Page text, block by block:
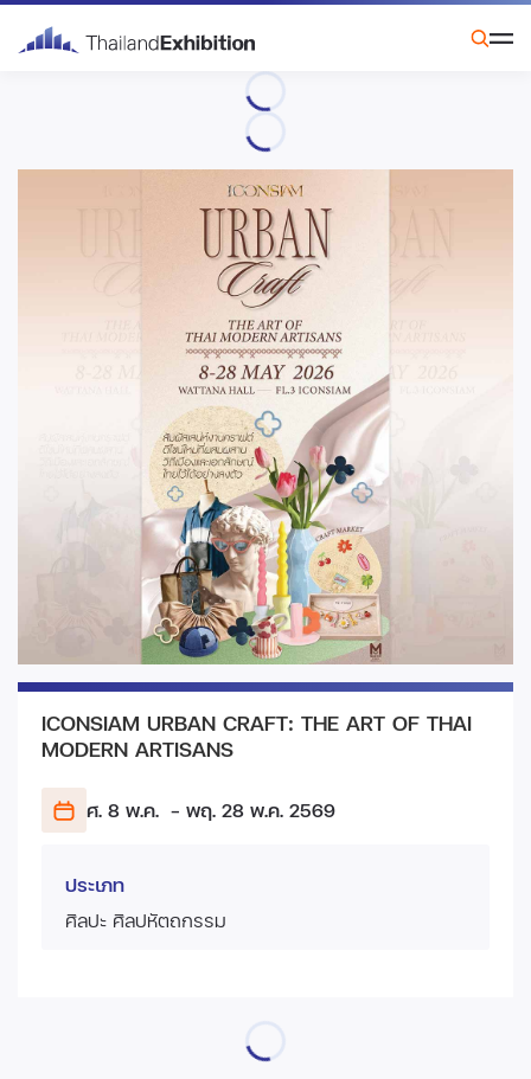
ICONSIAM URBAN CRAFT: THE ART OF THAI
MODERN ARTISANS
ศ. 8 พ.ค. - พฤ. 28 พ.ค. 2569
ประเภท
ศิลปะ ศิลปหัตถกรรม